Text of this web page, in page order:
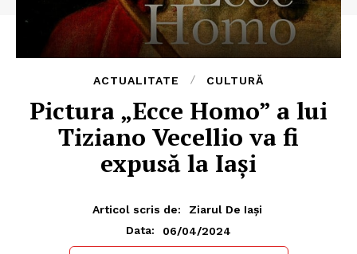
ACTUALITATE CULTURĂ
Pictura „Ecce Homo” a lui
Tiziano Vecellio va fi
expusă la Iași
Articol scris de:
Ziarul De Iași
Data:
06/04/2024